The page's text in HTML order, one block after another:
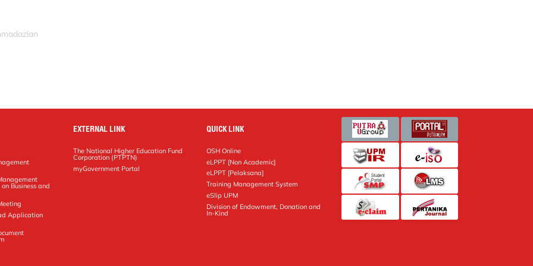
Business and
Application
EXTERNAL LINK
The National Higher Education Fund
Corporation (PTPTN)
myGovernment Portal
QUICK LINK
OSH Online
eLPPT [Non Academic]
eLPPT [Pelaksana]
Training Management System
eSlip UPM
Division of Endowment, Donation and
In-Kind